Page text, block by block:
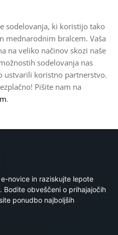
sodelovanja, ki koristijo tako
mednarodnim bralcem. Vaša
na veliko načinov skozi naše
sodelovanja nas
ustvarili koristno partnerstvo.
Pišite nam na
.
novice in raziskujte lepote
Bodite obveščeni o prihajajočih
ponudbo najboljših